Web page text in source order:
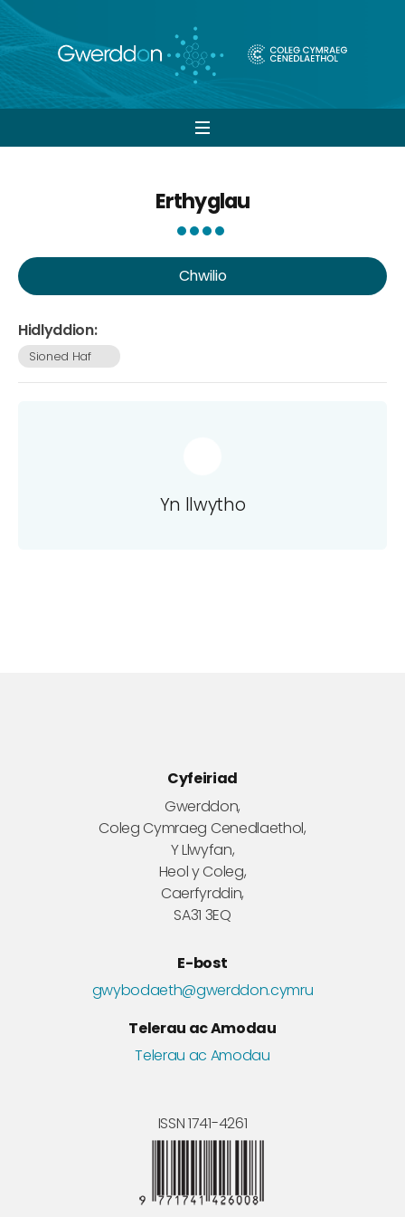
Open
Erthyglau
Chwilio
Hidlyddion:
Sioned Haf
Yn llwytho
Cyfeiriad
Gwerddon,
Coleg Cymraeg Cenedlaethol,
Y Llwyfan,
Heol y Coleg,
Caerfyrddin,
SA31 3EQ
E-bost
gwybodaeth@gwerddon.cymru
Telerau ac Amodau
Telerau ac Amodau
ISSN 1741-4261